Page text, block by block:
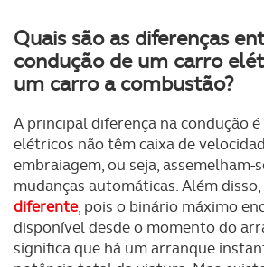
Quais são as diferenças
condução de um carro
um carro a combustão?
A principal diferença na condução
elétricos não têm caixa de
embraiagem, ou seja, assemelham-
mudanças automáticas. Além disso,
diferente, pois o binário máximo
disponível desde o momento do
significa que há um arranque